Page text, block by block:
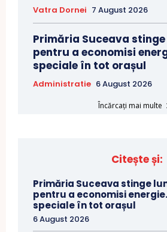
Vatra Dornei 7 August 2026
Primăria Suceava
pentru a economisi
speciale în tot orașul
Administratie 6 August 2026
Încărcați mai multe
Citește și:
Primăria Suceava stinge
pentru a economisi
speciale în tot orașul
6 August 2026